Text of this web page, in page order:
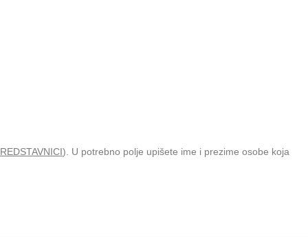
). U potrebno polje upišete ime i prezime osobe koja